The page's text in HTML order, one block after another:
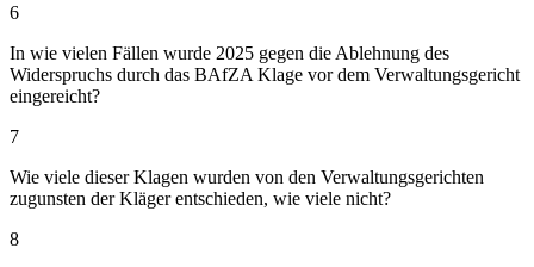
6
In wie vielen Fällen wurde 2025 gegen die Ablehnung des
Widerspruchs durch das BAfZA Klage vor dem Verwaltungsgericht
eingereicht?
7
Wie viele dieser Klagen wurden von den Verwaltungsgerichten
zugunsten der Kläger entschieden, wie viele nicht?
8